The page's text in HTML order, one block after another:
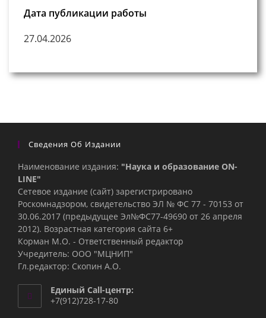
Дата публикации работы
27.04.2026
Сведения Об Издании
Наименование издания: "Наука и образование ON-
LINE"
Сетевое издание (сайт) зарегистрировано
Роскомнадзором, свидетельство ЭЛ № ФС 77 - 70153 от
30.06.2017 (предыдущее Эл№ФC77-49690 от 26 апреля
2012). Возрастная категория сайта 6+
Корман М.О. - Ответственный редактор
Учредитель: ООО "МЦНИП"
Гл.редактор: Скопин А.О.
Единый Call-центр:
+7(912)728-17-80